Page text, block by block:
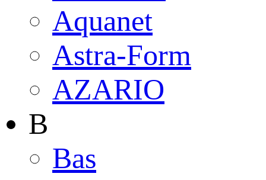
Aquanet
Astra-Form
AZARIO
B
Bas